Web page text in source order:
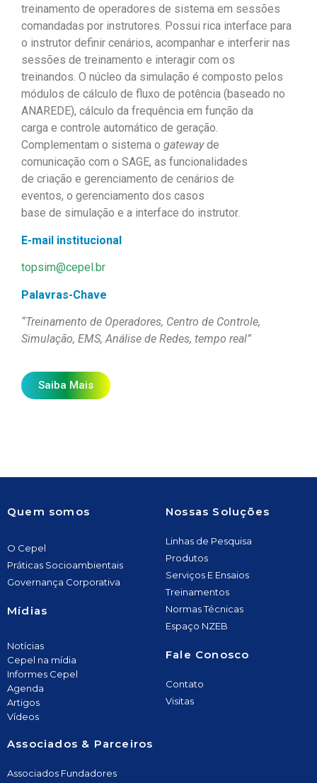
treinamento de operadores de sistema em sessões
comandadas por instrutores. Possui rica interface para
o instrutor definir cenários, acompanhar e interferir nas
sessões de treinamento e interagir com os
treinandos. O núcleo da simulação é composto pelos
módulos de cálculo de fluxo de potência (baseado no
ANAREDE), cálculo da frequência em função da
carga e controle automático de geração.
Complementam o sistema o gatewayde
comunicação com o SAGE, as funcionalidades
de criação e gerenciamento de cenários de
eventos, o gerenciamento dos casos
base de simulação e a interface do instrutor.
E-mail institucional
topsim@cepel.br
Palavras-Chave
“Treinamento de Operadores, Centro de Controle,
Simulação, EMS, Análise de Redes, tempo real”
Saiba Mais
Quem somos
O Cepel
Práticas Socioambientais
Governança Corporativa
Mídias
Notícias
Cepel na mídia
Informes Cepel
Agenda
Artigos
Vídeos
Nossas Soluções
Linhas de Pesquisa
Produtos
Serviços E Ensaios
Treinamentos
Normas Técnicas
Espaço NZEB
Fale Conosco
Contato
Visitas
Associados & Parceiros
Associados Fundadores